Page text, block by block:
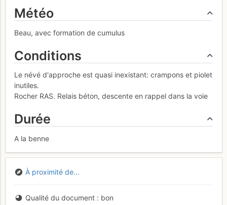
Météo
Beau, avec formation de cumulus
Conditions
Le névé d'approche est quasi inexistant: crampons et piolet
inutiles.
Rocher RAS. Relais béton, descente en rappel dans la voie
Durée
A la benne
À proximité de...
Qualité du document
bon